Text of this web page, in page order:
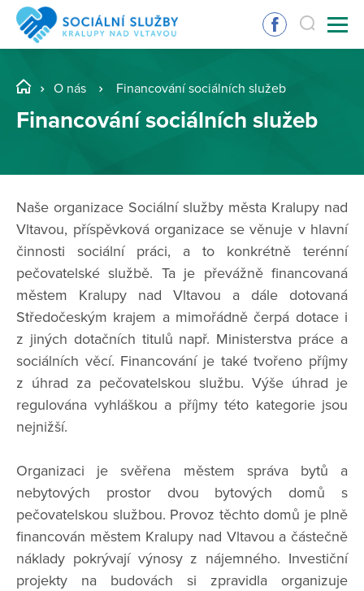
O nás Financování sociálních služeb
Financování sociálních služeb
Naše organizace Sociální služby města Kralupy nad
Vltavou, příspěvková organizace se věnuje v hlavní
činnosti sociální práci, a to konkrétně terénní
pečovatelské službě. Ta je převážně financovaná
městem Kralupy nad Vltavou a dále dotovaná
Středočeským krajem a mimořádně čerpá dotace i
z jiných dotačních titulů např. Ministerstva práce a
sociálních věcí. Financování je také tvořeno příjmy
z úhrad za pečovatelskou službu. Výše úhrad je
regulována vyhláškou a příjmy této kategorie jsou
nejnižší.
Organizaci je svěřena městem správa bytů a
nebytových prostor dvou bytových domů s
pečovatelskou službou. Provoz těchto domů je plně
financován městem Kralupy nad Vltavou a částečně
náklady pokrývají výnosy z nájemného. Investiční
projekty na budovách si zpravidla organizuje